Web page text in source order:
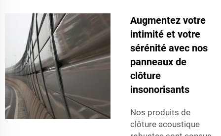
Augmentez votre
intimité et votre
sérénité avec nos
panneaux de
clôture
insonorisants
Nos produits de
clôture acoustique